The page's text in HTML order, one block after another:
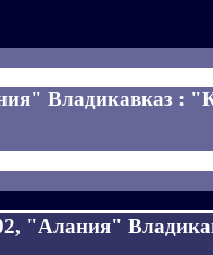
Владикавказ :
"Алания"